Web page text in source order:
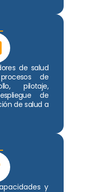
de salud
de
pilotaje,
de
de salud a
y